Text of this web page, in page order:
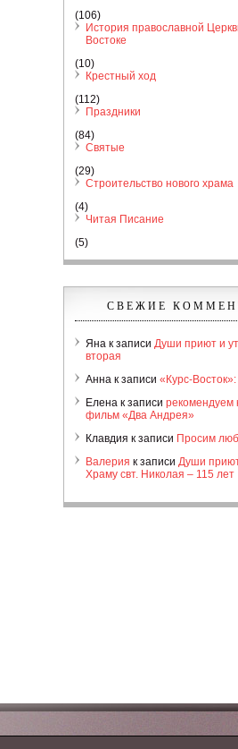
(106)
История православной
Востоке
(10)
Крестный ход
(112)
Праздники
(84)
Святые
(29)
Строительство нового храма
(4)
Читая Писание
(5)
СВЕЖИЕ
Яна к записи Души приют и
вторая
Анна к записи «Курс-
Елена к записи рекомендуем
фильм «Два Андрея»
Клавдия к записи Просим
Валерия к записи Души
Храму свт. Николая – 115 лет